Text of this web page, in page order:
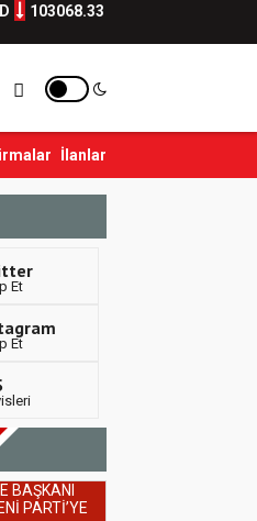
103068.33
CHP’den İ...
İlanlar
Et
Et